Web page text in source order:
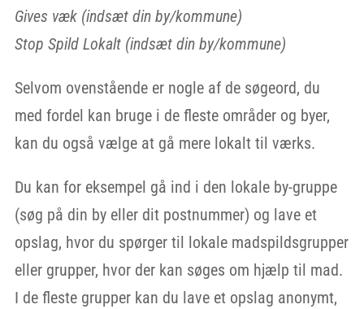
Gives væk (indsæt din by/kommune)
Stop Spild Lokalt (indsæt din by/kommune)
Selvom ovenstående er nogle af de søgeord, du
med fordel kan bruge i de fleste områder og byer,
kan du også vælge at gå mere lokalt til værks.
Du kan for eksempel gå ind i den lokale by-gruppe
(søg på din by eller dit postnummer) og lave et
opslag, hvor du spørger til lokale madspildsgrupper
eller grupper, hvor der kan søges om hjælp til mad.
I de fleste grupper kan du lave et opslag anonymt,